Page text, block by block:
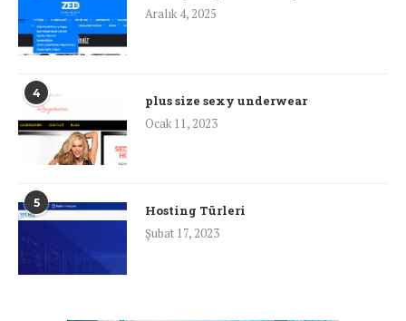
Aralık 4, 2025
4
plus size sexy underwear
Ocak 11, 2023
5
Hosting Türleri
Şubat 17, 2023